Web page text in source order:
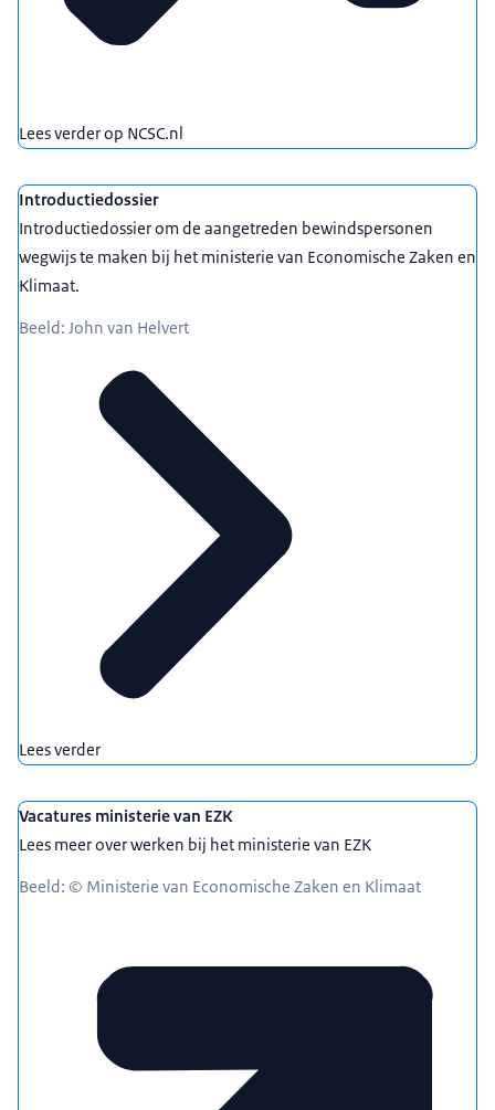
Lees verder op NCSC.nl
Introductiedossier
Introductiedossier om de aangetreden bewindspersonen
wegwijs te maken bij het ministerie van Economische Zaken en
Klimaat.
Beeld: John van Helvert
Lees verder
Vacatures ministerie van EZK
Lees meer over werken bij het ministerie van EZK
Beeld: © Ministerie van Economische Zaken en Klimaat